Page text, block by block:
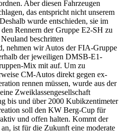
Aber diesen Fahrzeugen
das entspricht nicht unserem
wurde entschieden, sie im
Rennern der Gruppe E2-SH zu
beschritten
nehmen wir Autos der FIA-Gruppe
der jeweiligen DMSB-E1-
Mix mit auf. Um zu
CM-Autos direkt gegen ex-
rennen müssen, wurde aus der
Zweiklassengesellschaft
bis und über 2000 Kubikzentimeter
soll den KW Berg-Cup für
und offen halten. Kommt der
ist für die Zukunft eine moderate